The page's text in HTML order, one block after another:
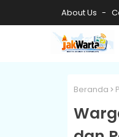
About Us
Beranda